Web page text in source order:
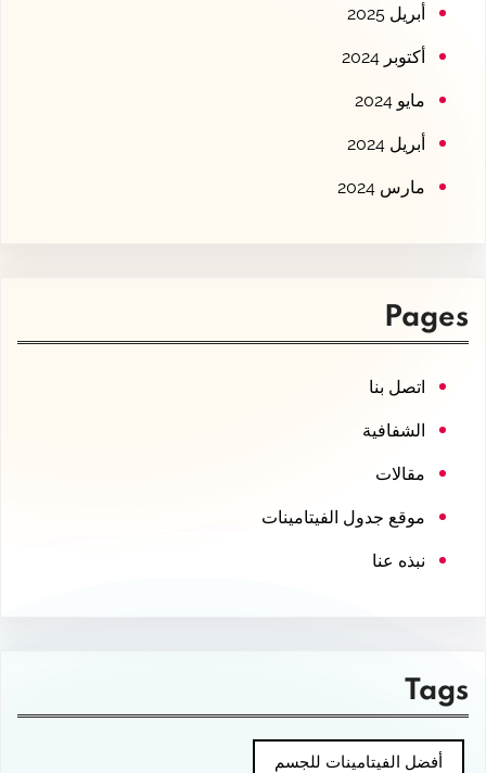
أبريل 2025
أكتوبر 2024
مايو 2024
أبريل 2024
مارس 2024
Pages
اتصل بنا
الشفافية
مقالات
موقع جدول الفيتامينات
نبذه عنا
Tags
أفضل الفيتامينات للجسم